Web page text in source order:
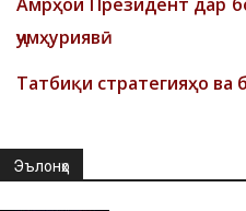
ҷумҳуриявӣ
Татбиқи стратегияҳо ва
Эълонҳо